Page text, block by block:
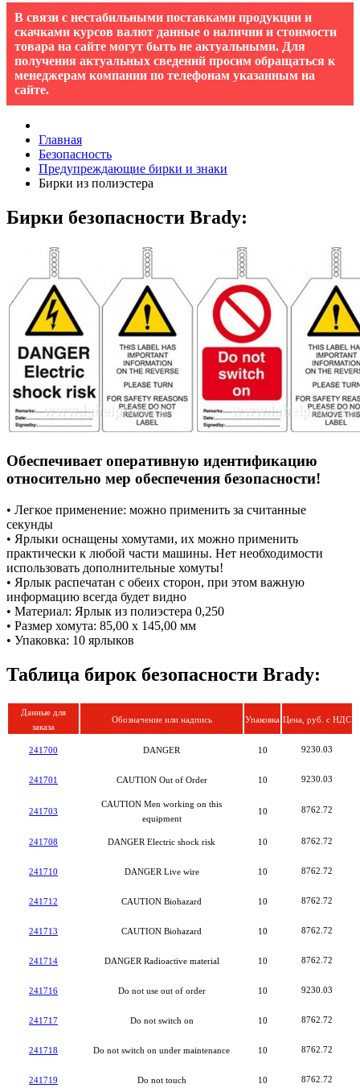
В связи с нестабильными поставками продукции и
скачками курсов валют данные о наличии и стоимости
товара на сайте могут быть не актуальными. Для
получения актуальных сведений просим обращаться к
менеджерам компании по телефонам указанным на
сайте.
Главная
Безопасность
Предупреждающие бирки и знаки
Бирки из полиэстера
Бирки безопасности Brady:
Обеспечивает оперативную идентификацию
относительно мер обеспечения безопасности!
• Легкое применение: можно применить за считанные
секунды
• Ярлыки оснащены хомутами, их можно применить
практически к любой части машины. Нет необходимости
использовать дополнительные хомуты!
• Ярлык распечатан с обеих сторон, при этом важную
информацию всегда будет видно
• Материал: Ярлык из полиэстера 0,250
• Размер хомута: 85,00 x 145,00 мм
• Упаковка: 10 ярлыков
Таблица бирок безопасности Brady:
Данные для
заказа
Обозначение или надпись Упаковка Цена, руб. с НДС
241700 DANGER 10 9230.03
241701 CAUTION Out of Order 10 9230.03
241703
CAUTION Men working on this
equipment
10 8762.72
241708 DANGER Electric shock risk 10 8762.72
241710 DANGER Live wire 10 8762.72
241712 CAUTION Biohazard 10 8762.72
241713 CAUTION Biohazard 10 8762.72
241714 DANGER Radioactive material 10 8762.72
241716 Do not use out of order 10 9230.03
241717 Do not switch on 10 8762.72
241718 Do not switch on under maintenance 10 8762.72
241719 Do not touch 10 8762.72